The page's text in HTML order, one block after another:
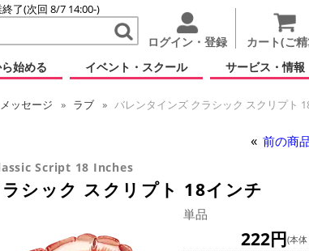
終了(次回 8/7 14:00-)
ログイン・登録 カート(ご
始める イベント・スクール サービス・情報
メッセージ ラブ
バレンタインズ クラシック スクリプト
前の商
Script 18 Inches
シック スクリプト 18インチ
単品
222円(本